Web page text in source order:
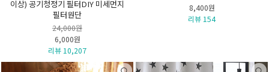
이상) 공기청정기 필터DIY 미세먼지
필터원단
24,000원
6,000원
리뷰 10,207
8,400원
리뷰 154